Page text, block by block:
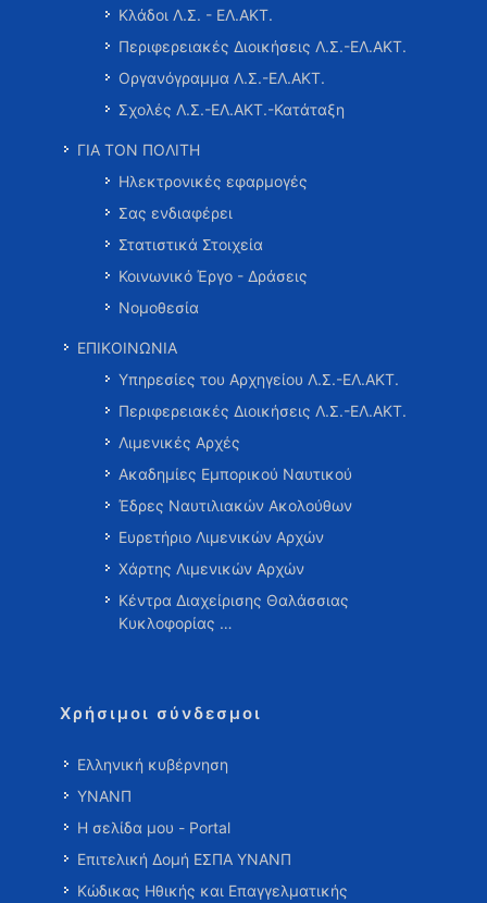
Κλάδοι Λ.Σ. - ΕΛ.ΑΚΤ.
Περιφερειακές Διοικήσεις Λ.Σ.-ΕΛ.ΑΚΤ.
Οργανόγραμμα Λ.Σ.-ΕΛ.ΑΚΤ.
Σχολές Λ.Σ.-ΕΛ.ΑΚΤ.-Κατάταξη
ΓΙΑ ΤΟΝ ΠΟΛΙΤΗ
Ηλεκτρονικές εφαρμογές
Σας ενδιαφέρει
Στατιστικά Στοιχεία
Κοινωνικό Έργο - Δράσεις
Νομοθεσία
ΕΠΙΚΟΙΝΩΝΙΑ
Υπηρεσίες του Αρχηγείου Λ.Σ.-ΕΛ.ΑΚΤ.
Περιφερειακές Διοικήσεις Λ.Σ.-ΕΛ.ΑΚΤ.
Λιμενικές Αρχές
Ακαδημίες Εμπορικού Ναυτικού
Έδρες Ναυτιλιακών Ακολούθων
Ευρετήριο Λιμενικών Αρχών
Χάρτης Λιμενικών Αρχών
Κέντρα Διαχείρισης Θαλάσσιας
Κυκλοφορίας …
Χρήσιμοι σύνδεσμοι
Ελληνική κυβέρνηση
ΥΝΑΝΠ
Η σελίδα μου - Portal
Επιτελική Δομή ΕΣΠΑ ΥΝΑΝΠ
Κώδικας Ηθικής και Επαγγελματικής